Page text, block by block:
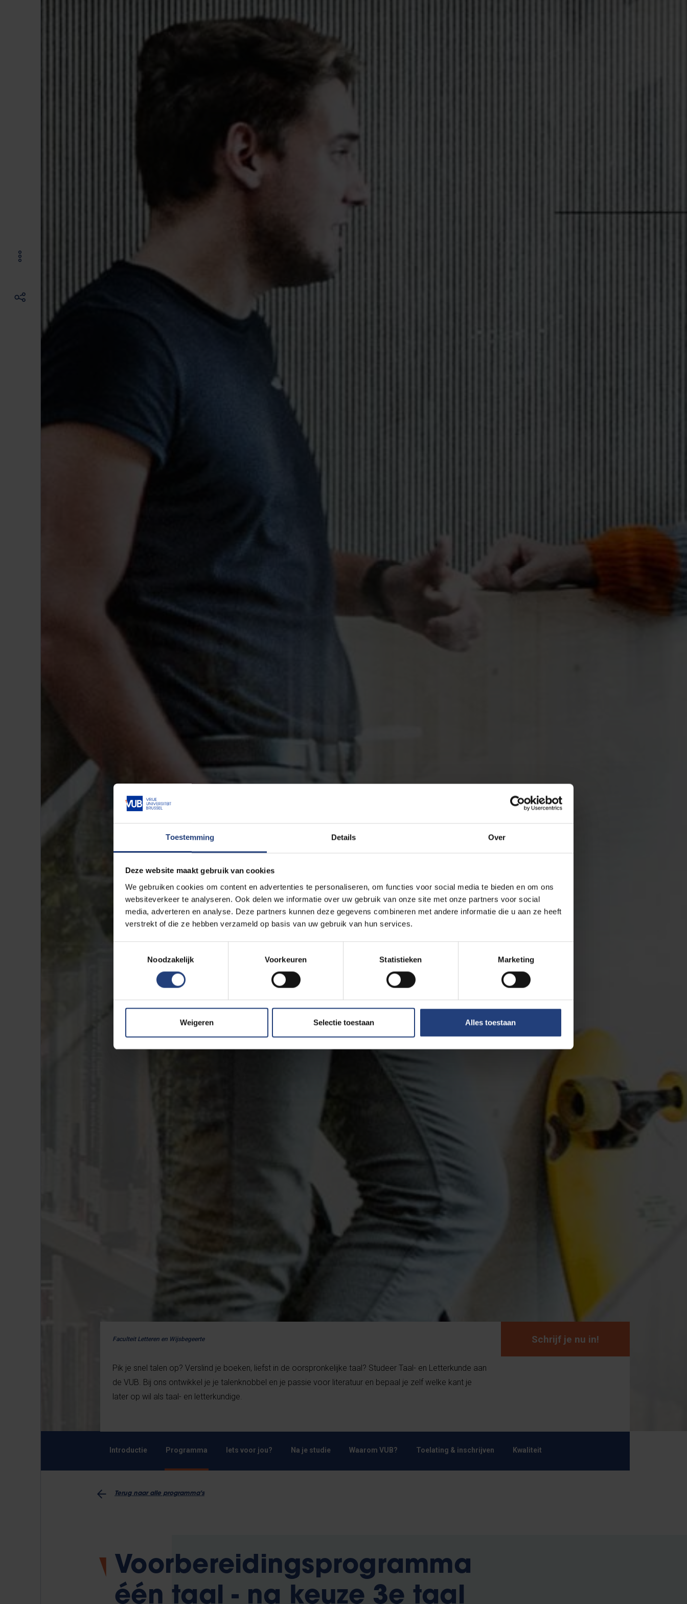
Toestemming Details Over
Deze website maakt gebruik van cookies
We gebruiken cookies om content en advertenties te personaliseren, om functies voor social media te bieden en om ons
websiteverkeer te analyseren. Ook delen we informatie over uw gebruik van onze site met onze partners voor social
media, adverteren en analyse. Deze partners kunnen deze gegevens combineren met andere informatie die u aan ze heeft
verstrekt of die ze hebben verzameld op basis van uw gebruik van hun services.
Noodzakelijk
Voorkeuren Statistieken Marketing
Weigeren Selectie toestaan Alles toestaan
Faculteit Letteren en Wijsbegeerte
Pik je snel talen op? Verslind je boeken, liefst in de oorspronkelijke taal? Studeer Taal- en Letterkunde aan
de VUB. Bij ons ontwikkel je je talenknobbel en je passie voor literatuur en bepaal je zelf welke kant je
later op wil als taal- en letterkundige.
Schrijf je nu in!
Introductie Programma Iets voor jou? Na je studie Waarom VUB? Toelating & inschrijven Kwaliteit
Terug naar alle programma's
Voorbereidingsprogramma
één taal - na keuze 3e taal